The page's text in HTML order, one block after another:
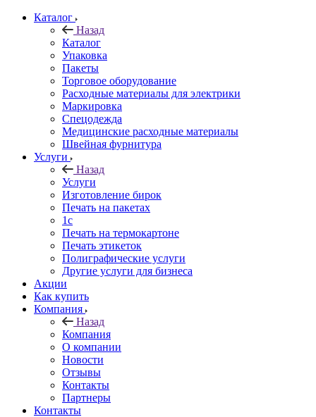
Каталог
Назад
Каталог
Упаковка
Пакеты
Торговое оборудование
Расходные материалы для электрики
Маркировка
Спецодежда
Медицинские расходные материалы
Швейная фурнитура
Услуги
Назад
Услуги
Изготовление бирок
Печать на пакетах
1c
Печать на термокартоне
Печать этикеток
Полиграфические услуги
Другие услуги для бизнеса
Акции
Как купить
Компания
Назад
Компания
О компании
Новости
Отзывы
Контакты
Партнеры
Контакты